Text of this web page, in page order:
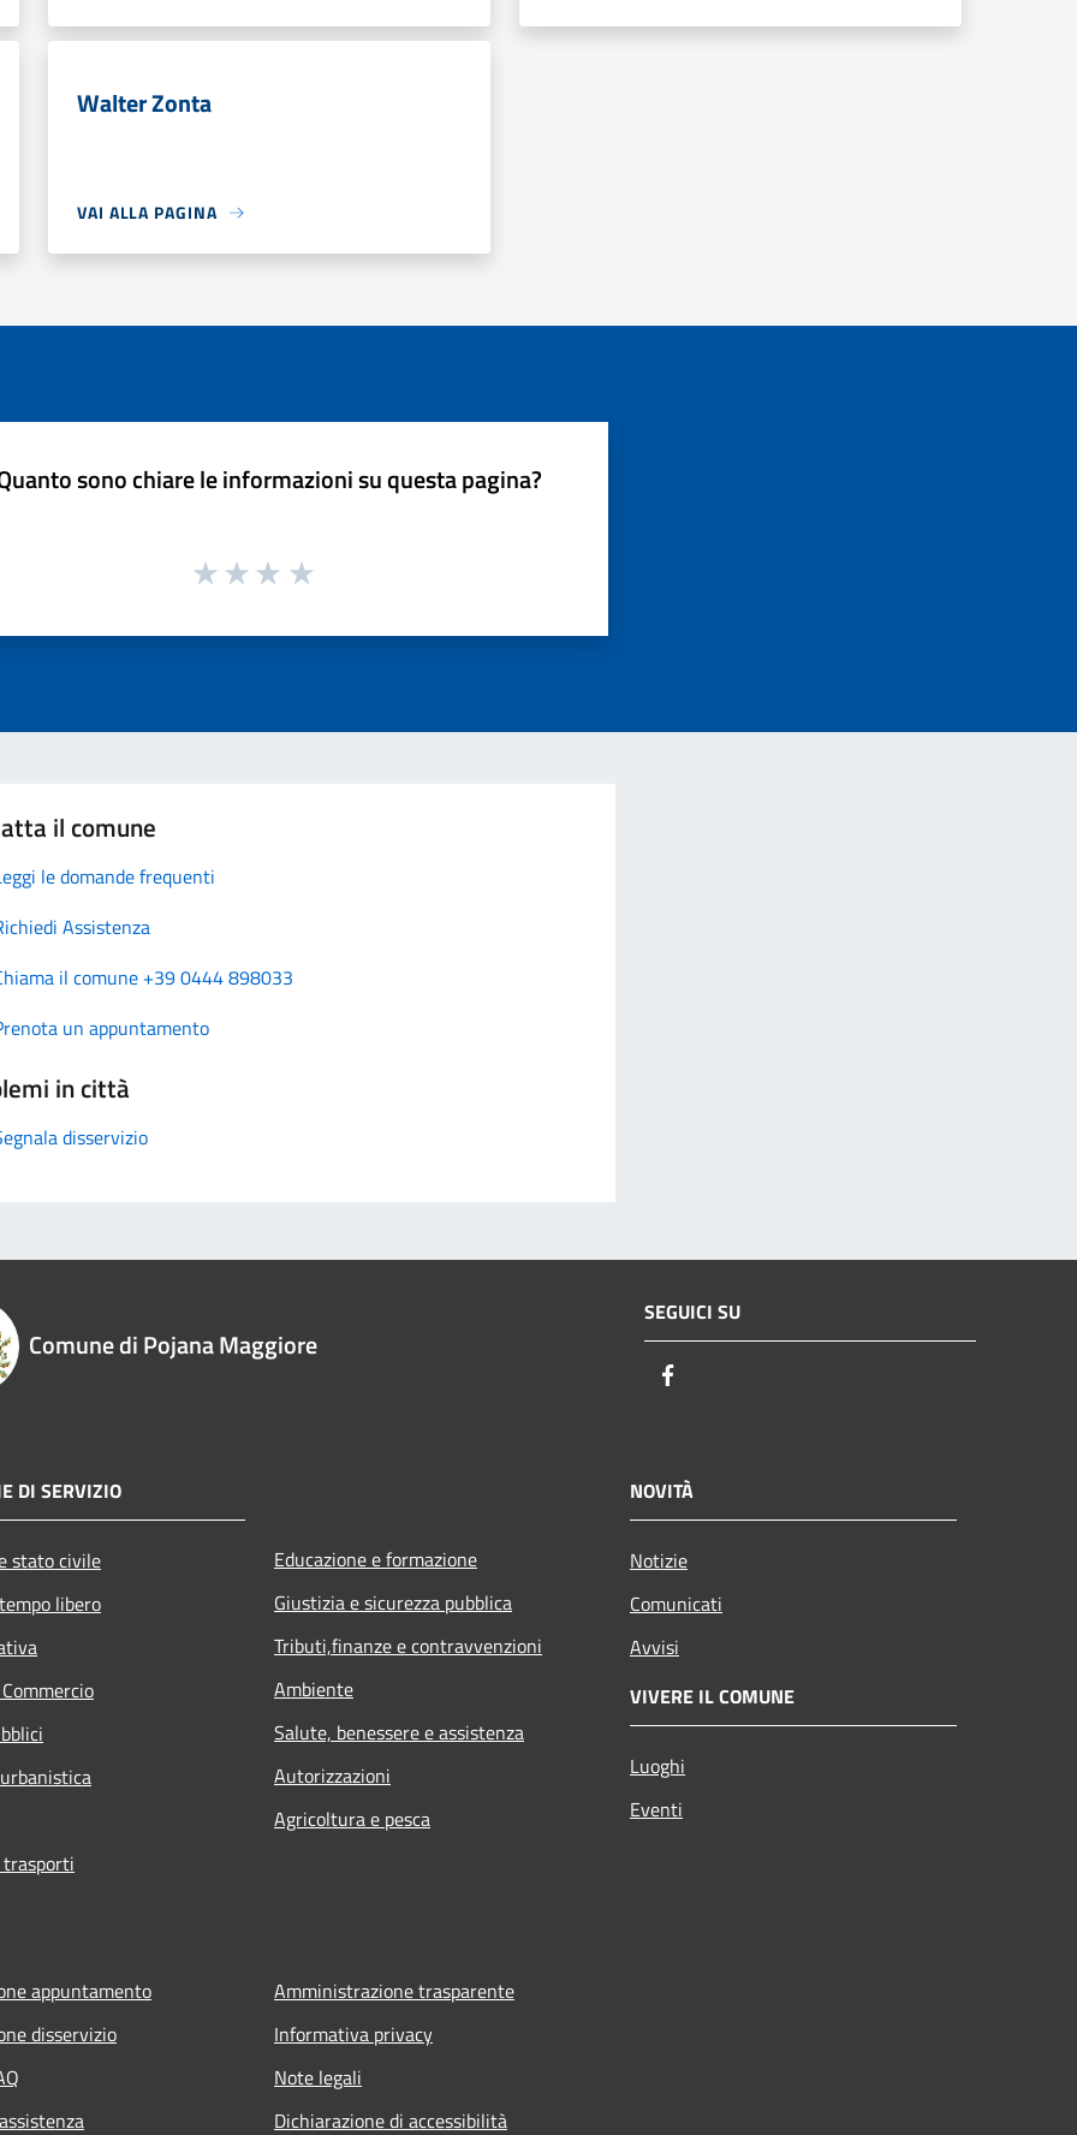
Walter Zonta
VAI ALLA PAGINA
sono chiare le informazioni su questa pagina?
il comune
le domande frequenti
Assistenza
il comune +39 0444 898033
un appuntamento
in città
disservizio
Comune di Pojana Maggiore
SEGUICI SU
DI SERVIZIO
stato civile
libero
Educazione e formazione
Giustizia e sicurezza pubblica
Tributi,finanze e contravvenzioni
Ambiente
Salute, benessere e assistenza
Autorizzazioni
Agricoltura e pesca
NOVITÀ
Notizie
Comunicati
Avvisi
VIVERE IL COMUNE
Luoghi
Eventi
appuntamento
disservizio
Amministrazione trasparente
Informativa privacy
Note legali
Dichiarazione di accessibilità